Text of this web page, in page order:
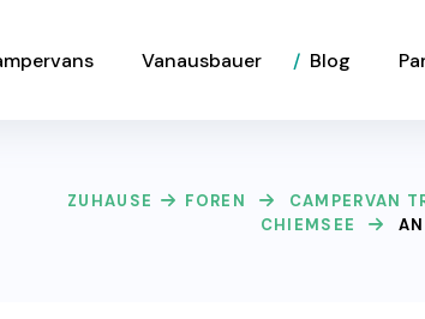
Vanausbauer Blog
ZUHAUSE FOREN CAMPERVAN
CHIEMSEE